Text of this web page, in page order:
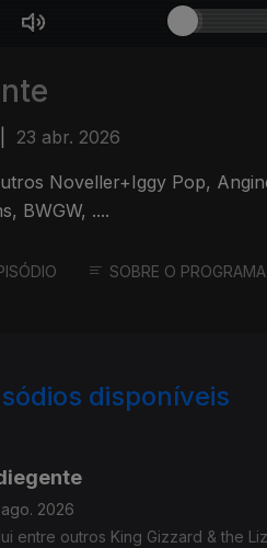
23 abr. 2026
Noveller+Iggy Pop,
BWGW, ....
SOBRE O PROGRAMA
disponíveis
2026
entre outros King Gizzard & the